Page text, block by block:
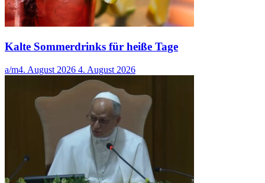
Kalte Sommerdrinks für heiße Tage
a/m4. August 2026 4. August 2026